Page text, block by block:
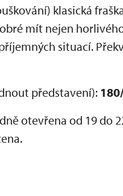
klasická
mít nejen
situací.
představení):
otevřena od 19 do